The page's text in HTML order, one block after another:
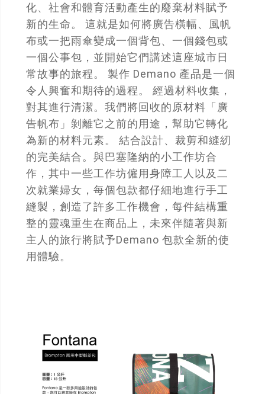
化、社會和體育活動產生的廢棄材料賦予
新的生命。 這就是如何將廣告橫幅、風帆
布或一把雨傘變成一個背包、一個錢包或
一個公事包，並開始它們講述這座城市日
常故事的旅程。 製作 Demano 產品是一個
令人興奮和期待的過程。 經過材料收集，
對其進行清潔。我們將回收的原材料「廣
告帆布」剝離它之前的用途，幫助它轉化
為新的材料元素。 結合設計、裁剪和縫紉
的完美結合。與巴塞隆納的小工作坊合
作，其中一些工作坊僱用身障工人以及二
次就業婦女，每個包款都仔細地進行手工
縫製，創造了許多工作機會，每件結構重
整的靈魂重生在商品上，未來伴隨著與新
主人的旅行將賦予Demano 包款全新的使
用體驗。